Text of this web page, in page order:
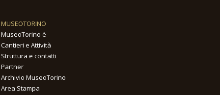
MUSEOTORINO
MuseoTorino è
Cantieri e Attività
Struttura e contatti
Partner
Archivio MuseoTorino
Area Stampa